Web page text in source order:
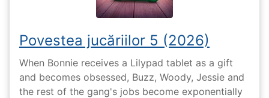
Povestea jucăriilor 5 (2026)
When Bonnie receives a Lilypad tablet as a gift
and becomes obsessed, Buzz, Woody, Jessie and
the rest of the gang's jobs become exponentially